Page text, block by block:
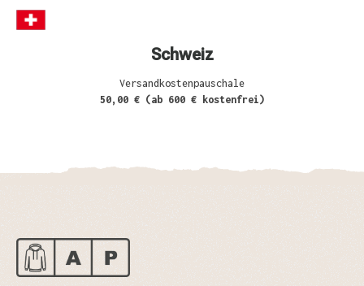
Schweiz
Versandkostenpauschale
50,00 € (ab 600 € kostenfrei)